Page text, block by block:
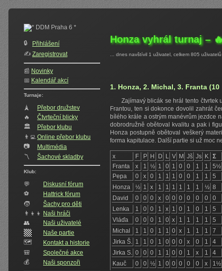
🔒
Přihlášení
✍️‍ Zaregistrovat
📰 Novinky
📅 Kalendář akcí
Turnaje:
🗼
Přebor družstev
🔥
Čtvrteční blicky
🏛
Přebor klubu
👨‍💻 Online přebor klubu
📷
Multimédia
〽️
Šachové skladby
Klub:
💬
Diskusní fórum
⚽
Hattrick fórum
🧒
Šachy pro děti
👨‍👦‍👦 Naši hráči
👥️
Naši uživatelé
Naše partie
🗺️
Kontakt a historie
🎒
Společné akce
💰
Naši sponzoři
Honza vyhrál turnaj –
... dnes navštívil 1 uživatel, celkem 805 uživatelů
1. Honza, 2. Michal, 3. Franta (10
Zajímavý blicák se hrál tento čtvrtek
Frantou, ten si dokonce dovolil zahrát
bílého krále a ostrým manévrům jezdce
dobrodružně obětoval kvalitu a pak i
Honza postupně obětoval veškerý
forma kapitulace. Další partie si už moc
x F P H D L V M Jš Js K Σ
Franta
x 1 ½ 1 0 1 0 0 1 1
5½
Pepa
0 x 0 1 1 1 0 0 1 1
5
Honza
½ 1 x 1 1 1 1 1 1 ½ 8
David
0 0 0 x 0 0 0 0 0 0
0
Lenka
1 0 0 1 x 1 0 1 0 1
5
Vláďa
0 0 0 1 0 x 1 1 1 1
5
Michal
1 1 0 1 1 0 x 1 1 1
7
Jirka Š. 1 1 0 1 0 0 0 x 0 1
4
Jirka S. 0 0 0 1 1 0 0 1 x 1
4
Kauč
0 0 ½ 1 0 0 0 0 0 x 1½